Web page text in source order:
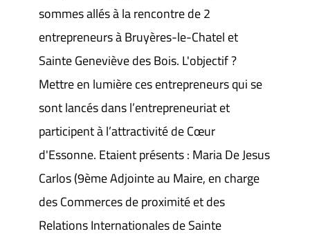
sommes allés à la rencontre de 2
entrepreneurs à Bruyères-le-Chatel et
Sainte Geneviève des Bois. L'objectif ?
Mettre en lumière ces entrepreneurs qui se
sont lancés dans l’entrepreneuriat et
participent à l’attractivité de Cœur
d'Essonne. Etaient présents : Maria De Jesus
Carlos (9ème Adjointe au Maire, en charge
des Commerces de proximité et des
Relations Internationales de Sainte